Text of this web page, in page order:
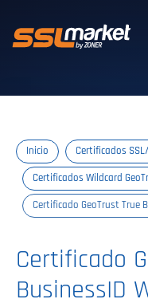
Inicio Certificados
Certificados Wildcard
Certificado GeoTrust True
Certificado
BusinessID